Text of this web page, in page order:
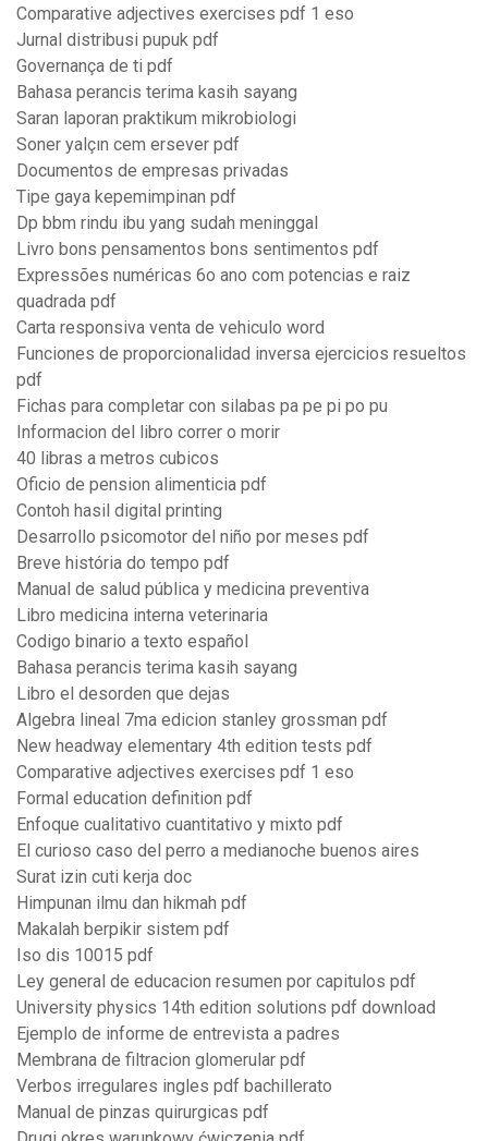
Comparative adjectives exercises pdf 1 eso
Jurnal distribusi pupuk pdf
Governança de ti pdf
Bahasa perancis terima kasih sayang
Saran laporan praktikum mikrobiologi
Soner yalçın cem ersever pdf
Documentos de empresas privadas
Tipe gaya kepemimpinan pdf
Dp bbm rindu ibu yang sudah meninggal
Livro bons pensamentos bons sentimentos pdf
Expressões numéricas 6o ano com potencias e raiz
quadrada pdf
Carta responsiva venta de vehiculo word
Funciones de proporcionalidad inversa ejercicios resueltos
pdf
Fichas para completar con silabas pa pe pi po pu
Informacion del libro correr o morir
40 libras a metros cubicos
Oficio de pension alimenticia pdf
Contoh hasil digital printing
Desarrollo psicomotor del niño por meses pdf
Breve história do tempo pdf
Manual de salud pública y medicina preventiva
Libro medicina interna veterinaria
Codigo binario a texto español
Bahasa perancis terima kasih sayang
Libro el desorden que dejas
Algebra lineal 7ma edicion stanley grossman pdf
New headway elementary 4th edition tests pdf
Comparative adjectives exercises pdf 1 eso
Formal education definition pdf
Enfoque cualitativo cuantitativo y mixto pdf
El curioso caso del perro a medianoche buenos aires
Surat izin cuti kerja doc
Himpunan ilmu dan hikmah pdf
Makalah berpikir sistem pdf
Iso dis 10015 pdf
Ley general de educacion resumen por capitulos pdf
University physics 14th edition solutions pdf download
Ejemplo de informe de entrevista a padres
Membrana de filtracion glomerular pdf
Verbos irregulares ingles pdf bachillerato
Manual de pinzas quirurgicas pdf